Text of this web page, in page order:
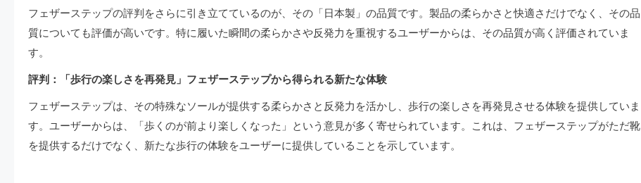
フェザーステップの評判をさらに引き立てているのが、その「日本製」の品質です。製品の柔らかさと快適さだけでなく、その品
質についても評価が高いです。特に履いた瞬間の柔らかさや反発力を重視するユーザーからは、その品質が高く評価されていま
す。
評判：「歩行の楽しさを再発見」フェザーステップから得られる新たな体験
フェザーステップは、その特殊なソールが提供する柔らかさと反発力を活かし、歩行の楽しさを再発見させる体験を提供していま
す。ユーザーからは、「歩くのが前より楽しくなった」という意見が多く寄せられています。これは、フェザーステップがただ靴
を提供するだけでなく、新たな歩行の体験をユーザーに提供していることを示しています。